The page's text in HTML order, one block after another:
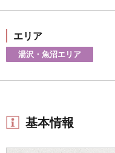
エリア
湯沢・魚沼エリア
基本情報